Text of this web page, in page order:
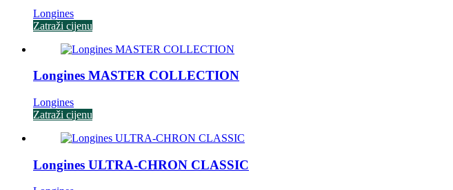
Longines
Zatraži cijenu
Longines MASTER COLLECTION
Longines
Zatraži cijenu
Longines ULTRA-CHRON CLASSIC